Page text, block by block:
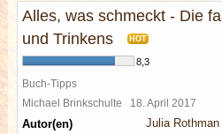
Alles, was schmeckt - Die
und Trinkens
HOT
8,3
Buch-Tipps
Michael Brinkschulte 18. April 2017
Autor(en) Julia Rothman